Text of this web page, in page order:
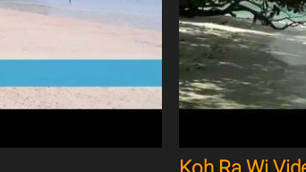
Koh Ra Wi